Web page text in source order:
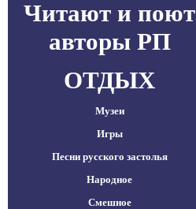
Читают и поют
авторы РП
ОТДЫХ
Музеи
Игры
Песни русского застолья
Народное
Смешное